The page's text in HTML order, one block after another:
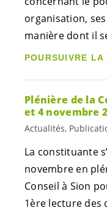
organisation,
manière dont il
POURSUIVRE LA
Plénière de la
et 4 novembre
Actualités,
La constituante
novembre en
Conseil à Sion
1ère lecture des